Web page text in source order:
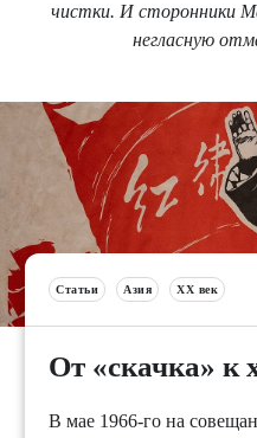
чистки. И сторонники
негласную
Статьи Азия XX век
От «скачка» к
В мае 1966-го на